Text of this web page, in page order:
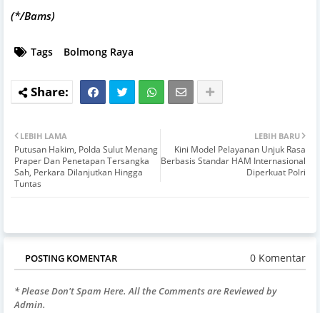
(*/Bams)
Tags Bolmong Raya
LEBIH BARU
Kini Model Pelayanan Unjuk Rasa
Berbasis Standar HAM Internasional
Diperkuat Polri
LEBIH LAMA
Putusan Hakim, Polda Sulut Menang
Praper Dan Penetapan Tersangka
Sah, Perkara Dilanjutkan Hingga
Tuntas
POSTING KOMENTAR 0 Komentar
* Please Don't Spam Here. All the Comments are Reviewed by
Admin.